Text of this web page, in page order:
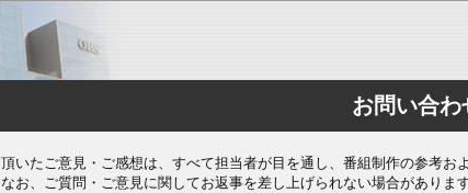
お問い合わ
頂いたご意見・ご感想は、すべて担当者が目を通し、番組制作の参考お
なお、ご質問・ご意見に関してお返事を差し上げられない場合がありま